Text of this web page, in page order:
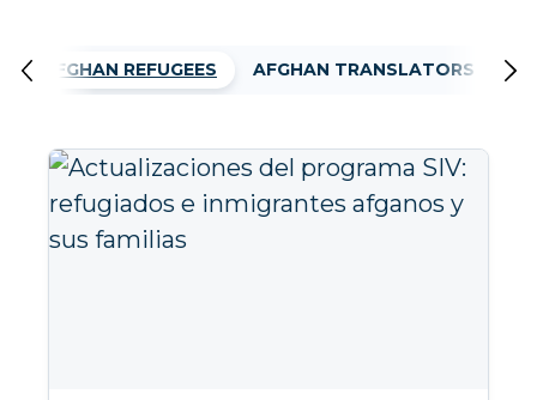
AFGHAN REFUGEES AFGHAN TRANSLATORS